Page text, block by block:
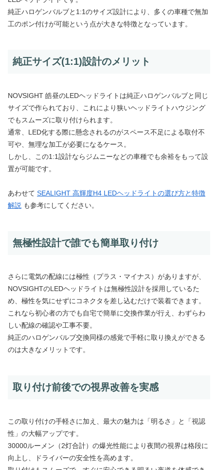
純正ハロゲンバルブと1:1のサイズ設計により、多くの車種で無加
工のポン付けが可能という点が大きな特徴となっています。
純正サイズ(1:1)設計のメリット
NOVSIGHT 皓昼のLEDヘッドライトは純正ハロゲンバルブと同じ
サイズで作られており、これにより狭いヘッドライトハウジング
でもスムーズに取り付けられます。
通常、LED化する際に懸念されるのがスペース不足による取付不
可や、無理な加工が必要になるケース。
しかし、この1:1設計ならジムニーなどの車種でも余裕をもって設
置が可能です。
あわせて SEALIGHT 高輝度H4 LEDヘッドライトの選び方と特徴
解説 も参考にしてください。
無極性設計で誰でも簡単取り付け
さらに電気の配線には極性（プラス・マイナス）がありますが、
NOVSIGHTのLEDヘッドライトは無極性設計を採用しているた
め、極性を気にせずにコネクタを差し込むだけで装着できます。
これなら初心者の方でも自宅で簡単に交換作業が行え、わずらわ
しい配線の確認や工事不要。
純正のハロゲンバルブ交換同様の感覚で手軽に取り換えができる
のは大きなメリットです。
取り付け前後での視界改善を実感
この取り付けの手軽さに加え、最大の魅力は「明るさ」と「視認
性」の大幅アップです。
30000ルーメン（2灯合計）の爆光性能により夜間の視界は格段に
向上し、ドライバーの安全性を高めます。